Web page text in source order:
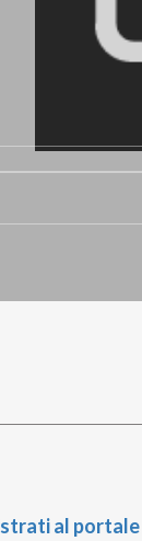
al portale